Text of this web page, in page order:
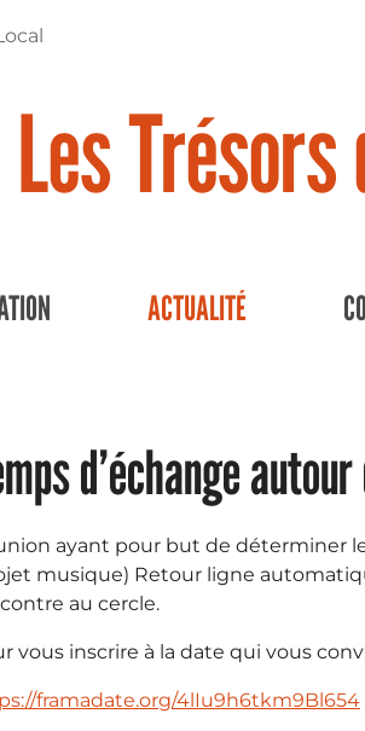
Les
ACTUALITÉ
d’échange autour
ayant pour but de déterminer
musique) Retour ligne
au cercle.
vous inscrire à la date qui vous
framadate.org/4lIu9h6tkm9Bl654